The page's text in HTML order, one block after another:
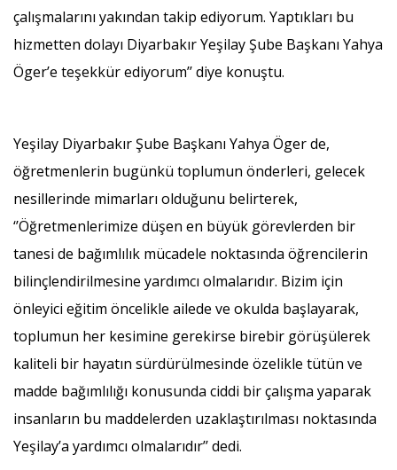
çalışmalarını yakından takip ediyorum. Yaptıkları bu
hizmetten dolayı Diyarbakır Yeşilay Şube Başkanı Yahya
Öger’e teşekkür ediyorum’’ diye konuştu.
Yeşilay Diyarbakır Şube Başkanı Yahya Öger de,
öğretmenlerin bugünkü toplumun önderleri, gelecek
nesillerinde mimarları olduğunu belirterek,
‘’Öğretmenlerimize düşen en büyük görevlerden bir
tanesi de bağımlılık mücadele noktasında öğrencilerin
bilinçlendirilmesine yardımcı olmalarıdır. Bizim için
önleyici eğitim öncelikle ailede ve okulda başlayarak,
toplumun her kesimine gerekirse birebir görüşülerek
kaliteli bir hayatın sürdürülmesinde özelikle tütün ve
madde bağımlılığı konusunda ciddi bir çalışma yaparak
insanların bu maddelerden uzaklaştırılması noktasında
Yeşilay’a yardımcı olmalarıdır’’ dedi.